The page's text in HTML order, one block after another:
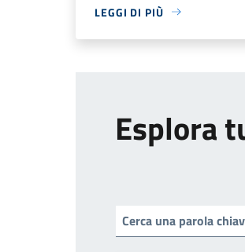
LEGGI DI PIÙ
Esplora